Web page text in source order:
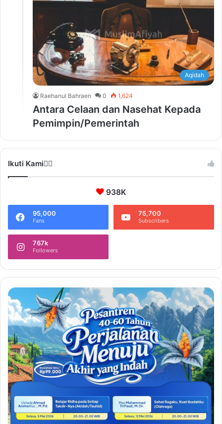
Aqidah
Raehanul Bahraen 0 1,624
Antara Celaan dan Nasehat Kepada
Pemimpin/Pemerintah
Ikuti Kami❤️‍🔥
938K
95,000
Fans
75,700
Subscribers
767k
Followers